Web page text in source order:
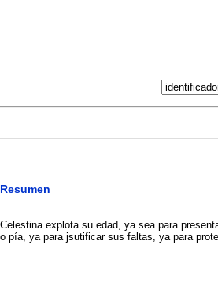
Resumen
Celestina explota su edad, ya sea para
o pía, ya para jsutificar sus faltas, ya para